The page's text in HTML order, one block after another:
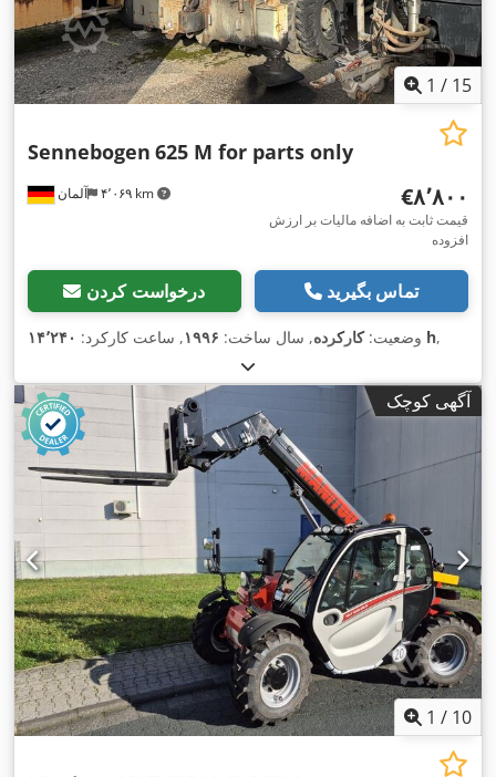
1 / 15
آلمان ۴٬۰۶۹ km
Sennebogen 625 M for parts only
‎€۸٬۸۰۰
قیمت ثابت به اضافه مالیات بر ارزش
افزوده
درخواست کردن تماس بگیرید
وضعیت:کارکرده, سال ساخت: ۱۹۹۶, ساعت کارکرد: ۱۴٬۲۴۰ h,
آگهی کوچک
1 / 10